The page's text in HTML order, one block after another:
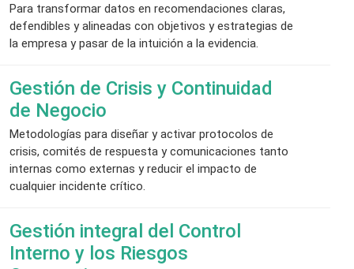
Para transformar datos en recomendaciones claras,
defendibles y alineadas con objetivos y estrategias de
la empresa y pasar de la intuición a la evidencia.
Gestión de Crisis y Continuidad
de Negocio
Metodologías para diseñar y activar protocolos de
crisis, comités de respuesta y comunicaciones tanto
internas como externas y reducir el impacto de
cualquier incidente crítico.
Gestión integral del Control
Interno y los Riesgos